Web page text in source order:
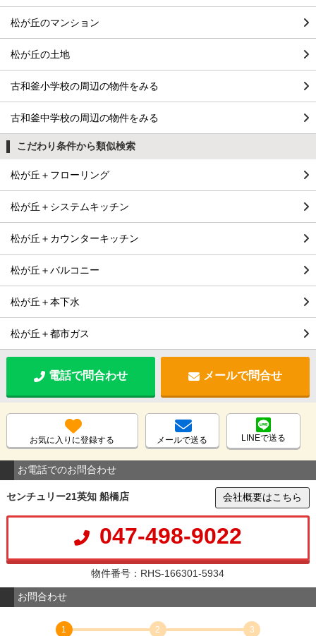
松が丘のマンション
松が丘の土地
古和釜小学校の周辺の物件をみる
古和釜中学校の周辺の物件をみる
こだわり条件から類似検索
松が丘＋フローリング
松が丘＋システムキッチン
松が丘＋カウンターキッチン
松が丘＋バルコニー
松が丘＋本下水
松が丘＋都市ガス
電話で問合わせ メールで問合せ
お気に入りに登録する メールで送る LINEで送る
お電話でのお問合わせ
センチュリー21英知 船橋店 会社概要はこちら
047-498-9022
物件番号：RHS-166301-5934
お問合わせ
1
2
3